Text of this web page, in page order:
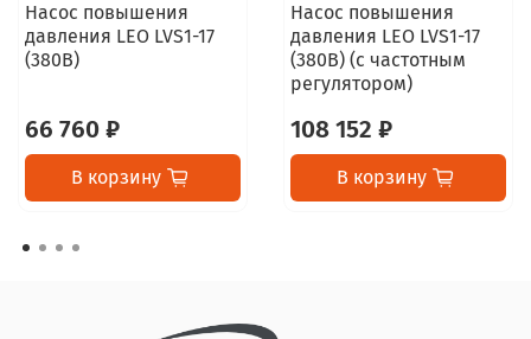
Насос повышения
давления LEO LVS1-17
(380В)
66 760 ₽
В корзину
Насос повышения
давления LEO LVS1-17
(380В) (с частотным
регулятором)
108 152 ₽
В корзину